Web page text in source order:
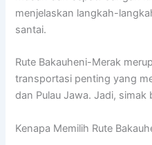
menjelaskan langkah-
santai.
Rute Bakauheni-Merak
transportasi penting yang
dan Pulau Jawa. Jadi, simak
Kenapa Memilih Rute